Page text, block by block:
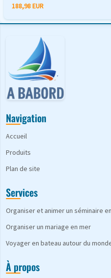
188,98 EUR
Navigation
Accueil
Produits
Plan de site
Services
Organiser et animer un séminaire
Organiser un mariage en mer
Voyager en bateau autour du
À propos